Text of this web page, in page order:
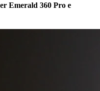
Emerald 360 Pro e